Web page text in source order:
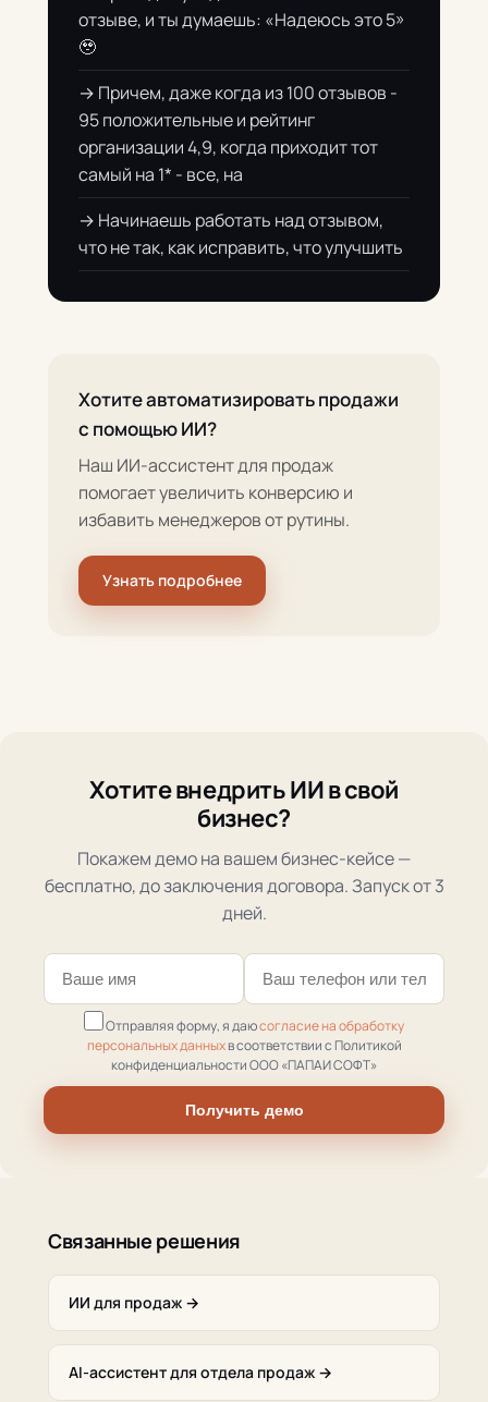
отзыве, и ты думаешь: «Надеюсь это 5»
🥹
→ Причем, даже когда из 100 отзывов -
95 положительные и рейтинг
организации 4,9, когда приходит тот
самый на 1* - все, на
→ Начинаешь работать над отзывом,
что не так, как исправить, что улучшить
Хотите автоматизировать продажи
с помощью ИИ?
Наш ИИ-ассистент для продаж
помогает увеличить конверсию и
избавить менеджеров от рутины.
Узнать подробнее
Хотите внедрить ИИ в свой
бизнес?
Покажем демо на вашем бизнес-кейсе —
бесплатно, до заключения договора. Запуск от 3
дней.
Отправляя форму, я даюсогласие на обработку
персональных данныхв соответствии с Политикой
конфиденциальности ООО «ПАПАИ СОФТ»
Получить демо
Связанные решения
ИИ для продаж →
AI-ассистент для отдела продаж →